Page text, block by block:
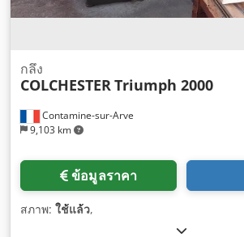
Contamine-sur-Arve
9,103 km
กลึง
COLCHESTERTriumph 2000
ข้อมูลราคา
สภาพ: ใช้แล้ว,